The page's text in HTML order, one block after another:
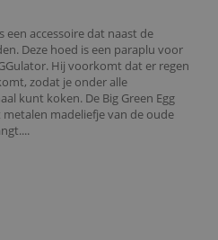
een accessoire dat naast de
Deze hoed is een paraplu voor
Hij voorkomt dat er regen
zodat je onder alle
kunt koken. De Big Green Egg
madeliefje van de oude